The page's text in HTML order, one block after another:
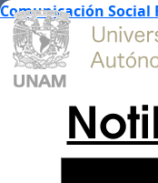
Comunicación Social